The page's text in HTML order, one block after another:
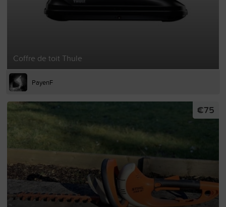
Coffre de toit Thule
PayenF
€75